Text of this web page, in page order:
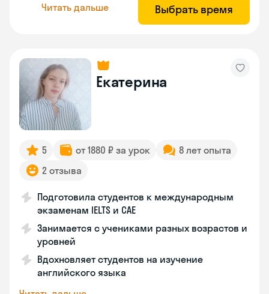
Читать дальше Выбрать время
Екатерина
5 от 1880 ₽ за урок
8 лет опыта
2 отзыва
Подготовила студентов к международным
экзаменам IELTS и CAE
Занимается с учениками разных возрастов и
уровней
Вдохновляет студентов на изучение
английского языка